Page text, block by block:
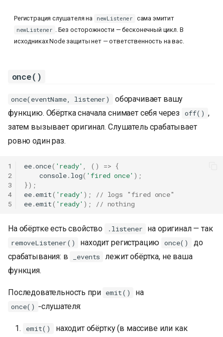
Регистрация слушателя на newListener сама эмитит
newListener . Без осторожности — бесконечный цикл. В
исходниках Node защиты нет — ответственность на вас.
once()
once(eventName, listener)
оборачивает вашу
функцию. Обёртка сначала снимает себя через
off() ,
затем вызывает оригинал. Слушатель срабатывает
ровно один раз.
1
2
3
4
5
ee.once( 'ready' , () => {
console. log( 'fired once' );
});
ee.emit( 'ready' );
// logs "fired once"
ee.emit( 'ready' ); // nothing
На обёртке есть свойство .listener на оригинал — так
removeListener() находит регистрацию once()
до
срабатывания: в
_events
лежит обёртка, не ваша
функция.
Последовательность при emit() на
once() ‑слушателя:
emit()
находит обёртку (в массиве или как